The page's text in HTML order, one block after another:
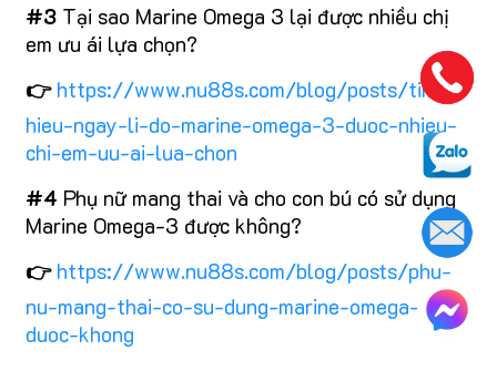
#3 Tại sao Marine Omega 3 lại được nhiều chị
em ưu ái lựa chọn?
👉 https://www.nu88s.com/blog/posts/tim-
hieu-ngay-li-do-marine-omega-3-duoc-nhieu-
chi-em-uu-ai-lua-chon
#4 Phụ nữ mang thai và cho con bú có sử dụng
Marine Omega-3 được không?
👉 https://www.nu88s.com/blog/posts/phu-
nu-mang-thai-co-su-dung-marine-omega-3-
duoc-khong